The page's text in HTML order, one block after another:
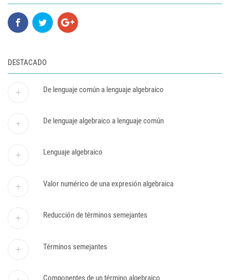
DESTACADO
De lenguaje común a lenguaje algebraico
De lenguaje algebraico a lenguaje común
Lenguaje algebraico
Valor numérico de una expresión algebraica
Reducción de términos semejantes
Términos semejantes
Componentes de un término algebraico